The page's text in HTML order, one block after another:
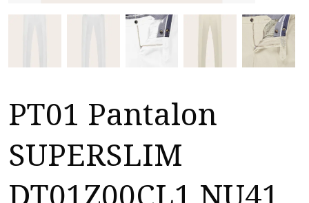
PT01 Pantalon
SUPERSLIM
DT01Z00CL1 NU41